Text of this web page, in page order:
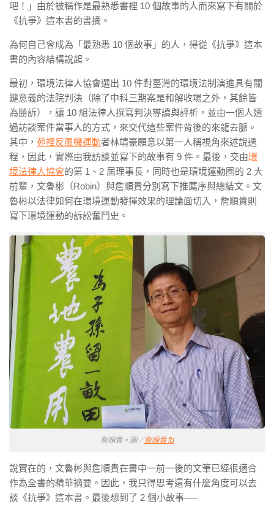
吧！」由於被稱作是最熟悉書裡 10 個故事的人而來寫下有關於
《抗爭》這本書的書摘。
為何自己會成為「最熟悉 10 個故事」的人，得從《抗爭》這本
書的內容結構說起。
最初，環境法律人協會選出 10 件對臺灣的環境法制演進具有關
鍵意義的法院判決（除了中科三期案是和解收場之外，其餘皆
為勝訴），讓 10 組法律人撰寫判決導讀與評析，並由一個人透
過訪談案件當事人的方式，來交代這些案件背後的來龍去脈。
其中， 苑裡反風機運動者林靖豪願意以第一人稱視角來述說過
程，因此，實際由我訪談並寫下的故事有 9 件。最後，交由環
境法律人協會的第 1、2 屆理事長，同時也是環境運動圈的 2 大
前輩，文魯彬（Robin）與詹順貴分別寫下推薦序與總結文。文
魯彬以法律如何在環境運動發揮效果的理論面切入，詹順貴則
寫下環境運動的訴訟奮鬥史。
詹順貴。圖／詹順貴 fb
說實在的，文魯彬與詹順貴在書中一前一後的文筆已經很適合
作為全書的精華摘要。因此，我只得思考還有什麼角度可以去
談《抗爭》這本書。最後想到了 2 個小故事──